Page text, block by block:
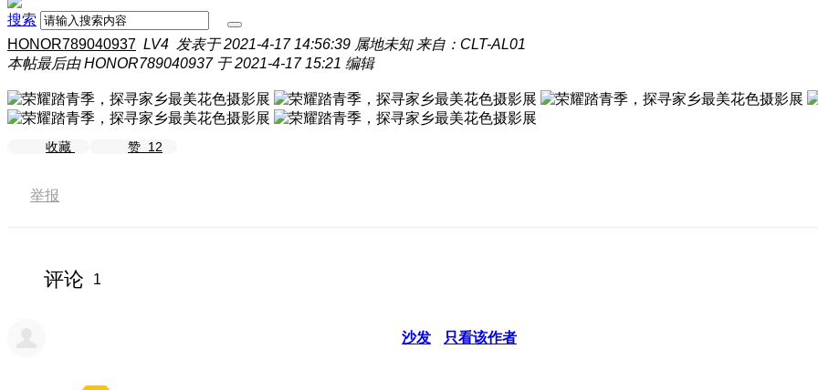
搜索
HONOR789040937 LV4 发表于 2021-4-17 14:56:39 属地未知 来自：CLT-AL01
本帖最后由 HONOR789040937 于 2021-4-17 15:21 编辑
收藏 赞 12
举报
评论 1
沙发 只看该作者